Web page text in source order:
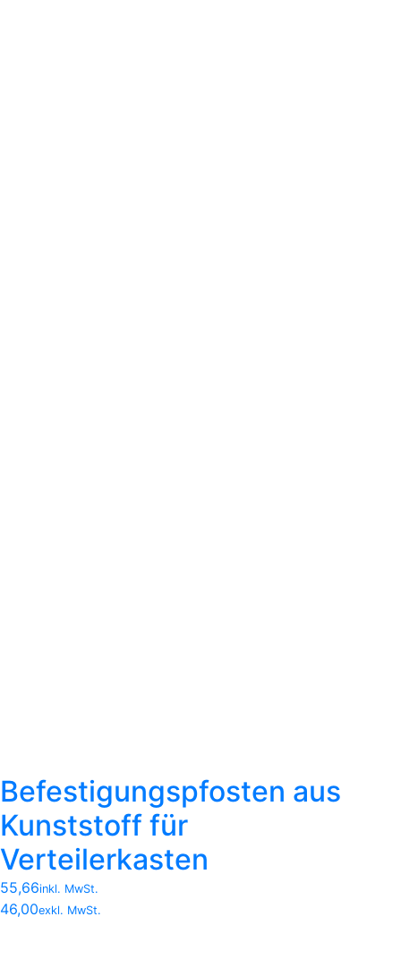
Befestigungspfosten aus
Kunststoff für
Verteilerkasten
55,66inkl. MwSt.
46,00exkl. MwSt.